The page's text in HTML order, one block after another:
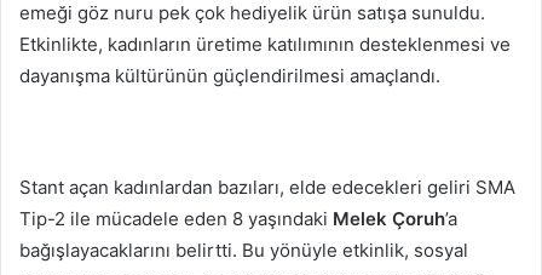
emeği göz nuru pek çok hediyelik ürün satışa sunuldu.
Etkinlikte, kadınların üretime katılımının desteklenmesi ve
dayanışma kültürünün güçlendirilmesi amaçlandı.
Stant açan kadınlardan bazıları, elde edecekleri geliri SMA
Tip-2 ile mücadele eden 8 yaşındaki Melek Çoruh’a
bağışlayacaklarını belirtti. Bu yönüyle etkinlik, sosyal